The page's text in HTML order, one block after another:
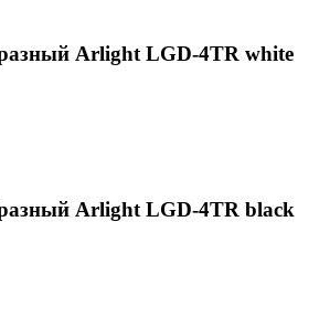
Arlight LGD-4TR white
Arlight LGD-4TR black